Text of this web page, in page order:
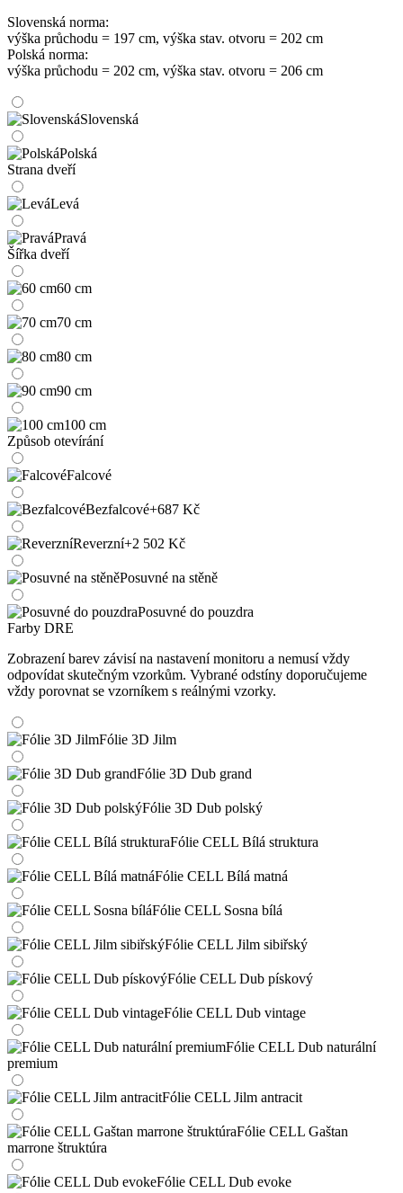
Slovenská norma:
výška průchodu = 197 cm, výška stav. otvoru = 202 cm
Polská norma:
výška průchodu = 202 cm, výška stav. otvoru = 206 cm
Slovenská
Polská
Strana dveří
Levá
Pravá
Šířka dveří
60 cm
70 cm
80 cm
90 cm
100 cm
Způsob otevírání
Falcové
Bezfalcové+687 Kč
Reverzní+2 502 Kč
Posuvné na stěně
Posuvné do pouzdra
Farby DRE
Zobrazení barev závisí na nastavení monitoru a nemusí vždy
odpovídat skutečným vzorkům. Vybrané odstíny doporučujeme
vždy porovnat se vzorníkem s reálnými vzorky.
Fólie 3D Jilm
Fólie 3D Dub grand
Fólie 3D Dub polský
Fólie CELL Bílá struktura
Fólie CELL Bílá matná
Fólie CELL Sosna bílá
Fólie CELL Jilm sibiřský
Fólie CELL Dub pískový
Fólie CELL Dub vintage
Fólie CELL Dub naturální
premium
Fólie CELL Jilm antracit
Fólie CELL Gaštan
marrone štruktúra
Fólie CELL Dub evoke